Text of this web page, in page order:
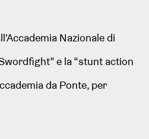
Nazionale di
e la “stunt action
da Ponte, per